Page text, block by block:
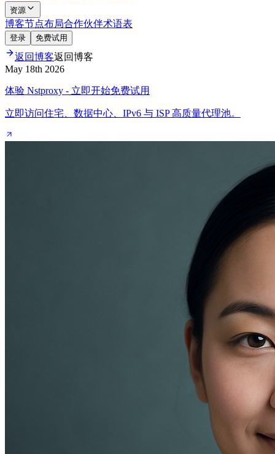
资源
博客节点布局合作伙伴术语表
登录 免费试用
返回博客返回博客
May 18th 2026
体验 Nstproxy - 立即开始免费试用
立即访问住宅、数据中心、IPv6 与 ISP 高质量代理池。